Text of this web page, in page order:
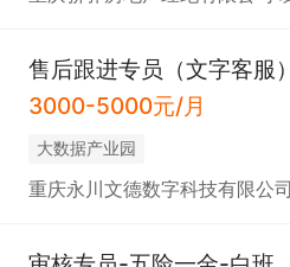
售后跟进专员（文字客服）
3000-5000元/月
大数据产业园
重庆永川文德数字科技有限公司